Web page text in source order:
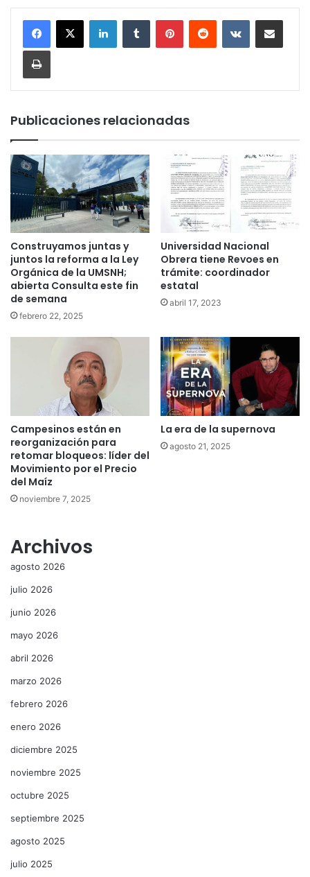
LinkedInTumblr PinterestReddit VKontakteCompartir por
Imprimir
Publicaciones relacionadas
Construyamos juntas y
juntos la reforma a la Ley
Orgánica de la UMSNH;
abierta Consulta este fin
de semana
febrero 22, 2025
Universidad Nacional
Obrera tiene Revoes en
trámite: coordinador
estatal
abril 17, 2023
Campesinos están en
reorganización para
retomar bloqueos: líder del
Movimiento por el Precio
del Maíz
noviembre 7, 2025
La era de la supernova
agosto 21, 2025
Archivos
agosto 2026
julio 2026
junio 2026
mayo 2026
abril 2026
marzo 2026
febrero 2026
enero 2026
diciembre 2025
noviembre 2025
octubre 2025
septiembre 2025
agosto 2025
julio 2025